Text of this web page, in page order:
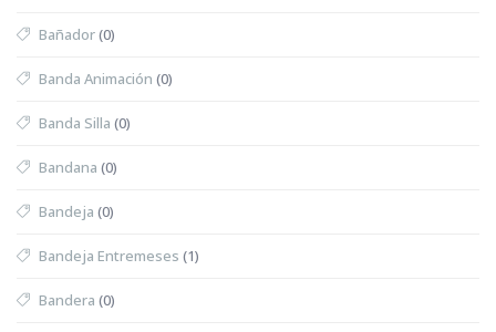
Bañador(0)
Banda Animación (0)
Banda Silla (0)
Bandana (0)
Bandeja (0)
Bandeja Entremeses (1)
Bandera (0)